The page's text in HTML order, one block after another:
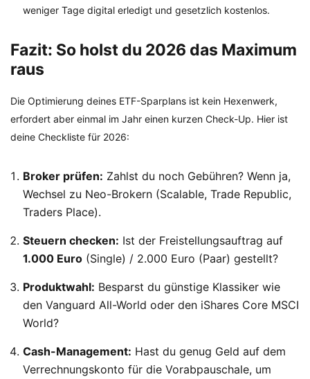
weniger Tage digital erledigt und gesetzlich kostenlos.
Fazit: So holst du 2026 das Maximum
raus
Die Optimierung deines ETF-Sparplans ist kein Hexenwerk,
erfordert aber einmal im Jahr einen kurzen Check-Up. Hier ist
deine Checkliste für 2026:
Broker prüfen: Zahlst du noch Gebühren? Wenn ja,
Wechsel zu Neo-Brokern (Scalable, Trade Republic,
Traders Place).
Steuern checken: Ist der Freistellungsauftrag auf
1.000 Euro (Single) / 2.000 Euro (Paar) gestellt?
Produktwahl: Besparst du günstige Klassiker wie
den Vanguard All-World oder den iShares Core MSCI
World?
Cash-Management: Hast du genug Geld auf dem
Verrechnungskonto für die Vorabpauschale, um